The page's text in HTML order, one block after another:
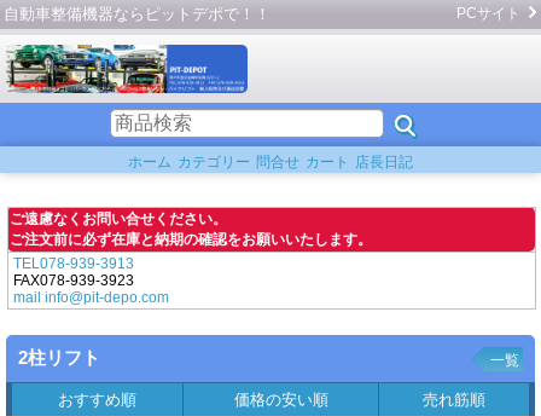
自動車整備機器ならピットデポで！！ PCサイト
ホーム カテゴリー 問合せ カート 店長日記
ご遠慮なくお問い合せください。
ご注文前に必ず在庫と納期の確認をお願いいたします。
TEL078-939-3913
FAX078-939-3923
mail info@pit-depo.com
2柱リフト 一覧
おすすめ順 価格の安い順 売れ筋順